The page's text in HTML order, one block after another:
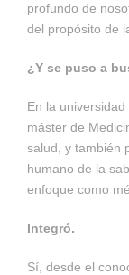
profundo de
del propósito de
¿Y se puso a
En la
máster de
salud, y también
humano de la
enfoque como
Integró.
Sí, desde el